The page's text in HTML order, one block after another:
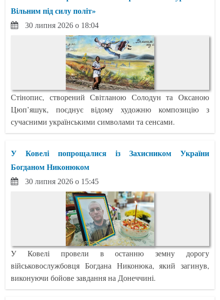
Вільним під силу політ»
30 липня 2026 о 18:04
Стінопис, створений Світланою Солодун та Оксаною
Цюп’яшук, поєднує відому художню композицію з
сучасними українськими символами та сенсами.
У Ковелі попрощалися із Захисником України
Богданом Никонюком
30 липня 2026 о 15:45
У Ковелі провели в останню земну дорогу
військовослужбовця Богдана Никонюка, який загинув,
виконуючи бойове завдання на Донеччині.